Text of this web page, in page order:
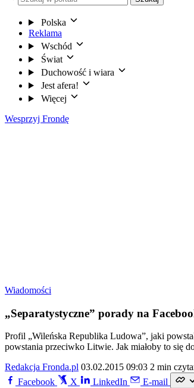
Polska
Reklama
Wschód
Świat
Duchowość i wiara
Jest afera!
Więcej
Wesprzyj Frondę
Wiadomości
„Separatystyczne” porady na
Profil „Wileńska Republika Ludowa”, jaki
powstania przeciwko Litwie. Jak miałoby to się
Redakcja Fronda.pl 03.02.2015 09:03 2 min
Facebook
X LinkedIn E-mail